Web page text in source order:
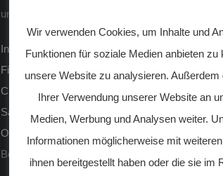
unter den folgenden Links:
Internet Explorer
Firefox
Chrome
Safari
Opera
Bei beachten Sie, dass bei Nichtannahme von
Wir verwenden Cookies, um Inhalte und
Funktionen für soziale Medien anbieten zu
unsere Website zu analysieren.
Ihrer Verwendung unserer Website an
Medien, Werbung und Analysen weiter.
Informationen möglicherweise mit
ihnen bereitgestellt haben oder die sie im